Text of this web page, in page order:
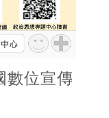
數位宣傳